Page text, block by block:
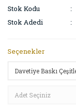
Stok Kodu
Stok Adedi
Seçenekler